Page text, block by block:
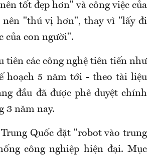
tốt đẹp hơn" và công việc của
nên "thú vị hơn", thay vì "lấy đi
của con người".
tiên các công nghệ tiên tiến như
hoạch 5 năm tới - theo tài liệu
đầu đã được phê duyệt chính
3 năm nay.
Quốc đặt "robot vào trung
công nghiệp hiện đại. Mục